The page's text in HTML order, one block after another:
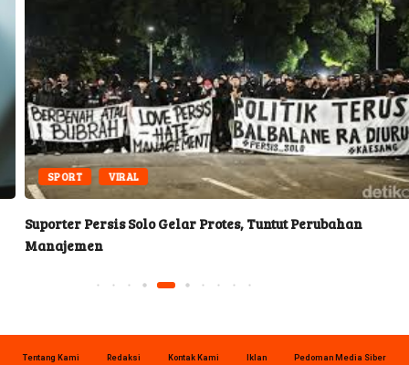
SPORT VIRAL
Suporter Persis Solo Gelar Protes, Tuntut Perubahan
Manajemen
Tentang Kami Redaksi Kontak Kami Iklan Pedoman Media Siber